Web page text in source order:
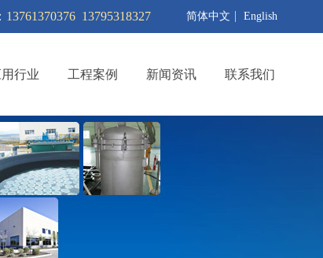
13761370376 13795318327 简体中文 English
行业 工程案例 新闻资讯 联系我们